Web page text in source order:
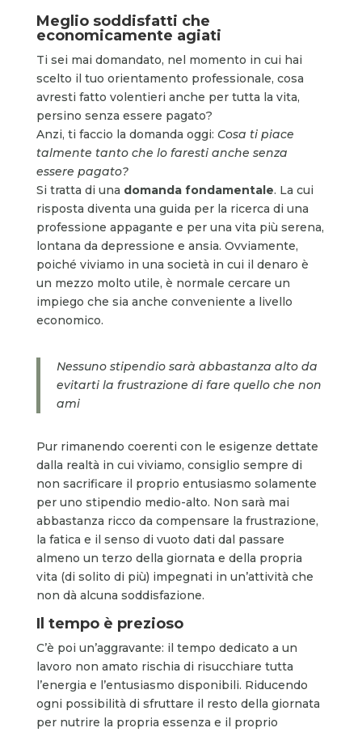
Meglio soddisfatti che
economicamente agiati
Ti sei mai domandato, nel momento in cui hai
scelto il tuo orientamento professionale, cosa
avresti fatto volentieri anche per tutta la vita,
persino senza essere pagato?
Anzi, ti faccio la domanda oggi: Cosa ti piace
talmente tanto che lo faresti anche senza
essere pagato?
Si tratta di una domanda fondamentale. La cui
risposta diventa una guida per la ricerca di una
professione appagante e per una vita più serena,
lontana da depressione e ansia. Ovviamente,
poiché viviamo in una società in cui il denaro è
un mezzo molto utile, è normale cercare un
impiego che sia anche conveniente a livello
economico.
Nessuno stipendio sarà abbastanza alto da
evitarti la frustrazione di fare quello che non
ami
Pur rimanendo coerenti con le esigenze dettate
dalla realtà in cui viviamo, consiglio sempre di
non sacrificare il proprio entusiasmo solamente
per uno stipendio medio-alto. Non sarà mai
abbastanza ricco da compensare la frustrazione,
la fatica e il senso di vuoto dati dal passare
almeno un terzo della giornata e della propria
vita (di solito di più) impegnati in un’attività che
non dà alcuna soddisfazione.
Il tempo è prezioso
C’è poi un’aggravante: il tempo dedicato a un
lavoro non amato rischia di risucchiare tutta
l’energia e l’entusiasmo disponibili. Riducendo
ogni possibilità di sfruttare il resto della giornata
per nutrire la propria essenza e il proprio